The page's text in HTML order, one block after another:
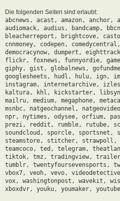
Die folgenden Seiten sind erlaubt:
abcnews, acast, amazon, anchor,
audiomack, audius, bandcamp,
bleacherreport, brightcove,
cnnmoney, codepen,
democracynow, dumpert,
flickr, foxnews, funnyordie,
giphy, gist, globalnews,
googlesheets, hudl, hulu, ign,
instagram, internetarchive,
kaltura, khl, kickstarter,
mailru, medium, megaphone,
msnbc, natgeochannel,
npr, nytimes, odysee, orfium,
prezi, reddit, rumble, rutube,
soundcloud, sporcle, sportsnet,
steamstore, stitcher, strawpoll,
teamcoco, ted, telegram,
tiktok, tmz, tradingview,
tumblr, twentyfoursevensports,
vbox7, veoh, vevo,
vox, washingtonpost, wavekit,
xboxdvr, youku, youmaker,